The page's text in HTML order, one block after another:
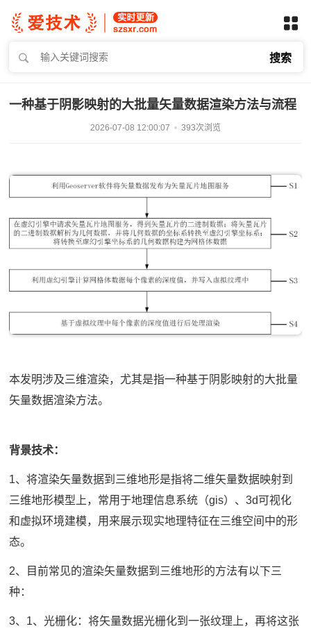
搜索
一种基于阴影映射的大批量矢量数据渲染方法与流程
2026-07-08 12:00:07 393次浏览
本发明涉及三维渲染，尤其是指一种基于阴影映射的大批量
矢量数据渲染方法。
背景技术：
1、将渲染矢量数据到三维地形是指将二维矢量数据映射到
三维地形模型上，常用于地理信息系统（gis）、3d可视化
和虚拟环境建模，用来展示现实地理特征在三维空间中的形
态。
2、目前常见的渲染矢量数据到三维地形的方法有以下三
种：
3、1、光栅化：将矢量数据光栅化到一张纹理上，再将这张